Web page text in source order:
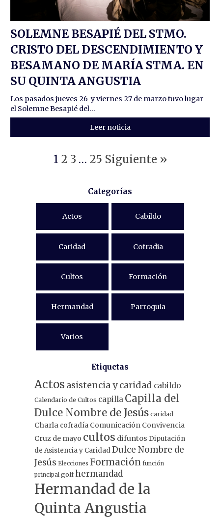
SOLEMNE BESAPIÉ DEL STMO.
CRISTO DEL DESCENDIMIENTO Y
BESAMANO DE MARÍA STMA. EN
SU QUINTA ANGUSTIA
Los pasados jueves 26 y viernes 27 de marzo tuvo lugar
el Solemne Besapié del...
Leer noticia
1 2 3 … 25 Siguiente »
Categorías
Actos Cabildo
Caridad Cofradia
Cultos Formación
Hermandad Parroquia
Varios
Etiquetas
Actos asistencia y caridad cabildo
Calendario de Cultos capilla Capilla del
Dulce Nombre de Jesús caridad
Charla cofradía Comunicación Convivencia
Cruz de mayo cultos difuntos Diputación
de Asistencia y CaridadDulce Nombre de
Jesús Elecciones Formación función
principal golf hermandad
Hermandad de la
Quinta Angustia